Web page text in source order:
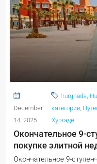
December
14, 2025
hurghada
категории
Хургаде
Окончательное 9-
покупке элитной
Окончательное 9-